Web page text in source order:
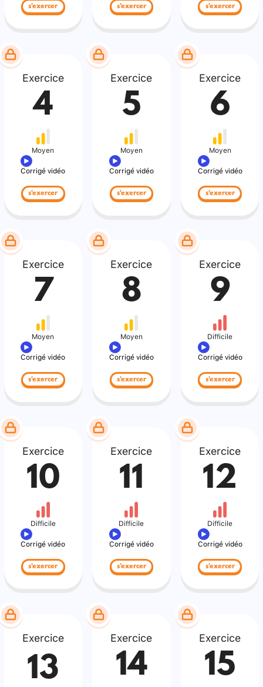
s'exercer s'exercer s'exercer
Exercice
4
Moyen
Corrigé vidéo
s'exercer
Exercice
5
Moyen
Corrigé vidéo
s'exercer
Exercice
6
Moyen
Corrigé vidéo
s'exercer
Exercice
7
Moyen
Corrigé vidéo
s'exercer
Exercice
8
Moyen
Corrigé vidéo
s'exercer
Exercice
9
Difficile
Corrigé vidéo
s'exercer
Exercice
10
Difficile
Corrigé vidéo
s'exercer
Exercice
11
Difficile
Corrigé vidéo
s'exercer
Exercice
12
Difficile
Corrigé vidéo
s'exercer
Exercice
13
Exercice
14
Exercice
15